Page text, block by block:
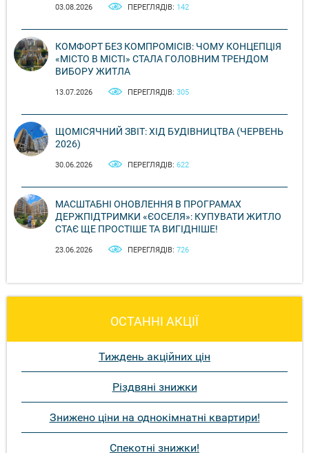
03.08.2026 ПЕРЕГЛЯДІВ: 142
КОМФОРТ БЕЗ КОМПРОМІСІВ: ЧОМУ КОНЦЕПЦІЯ
«МІСТО В МІСТІ» СТАЛА ГОЛОВНИМ ТРЕНДОМ
ВИБОРУ ЖИТЛА
13.07.2026 ПЕРЕГЛЯДІВ: 305
ЩОМІСЯЧНИЙ ЗВІТ: ХІД БУДІВНИЦТВА (ЧЕРВЕНЬ
2026)
30.06.2026 ПЕРЕГЛЯДІВ: 622
МАСШТАБНІ ОНОВЛЕННЯ В ПРОГРАМАХ
ДЕРЖПІДТРИМКИ «ЄОСЕЛЯ»: КУПУВАТИ ЖИТЛО
СТАЄ ЩЕ ПРОСТІШЕ ТА ВИГІДНІШЕ!
23.06.2026 ПЕРЕГЛЯДІВ: 726
ОСТАННІ АКЦІЇ
Тиждень акційних цін
Різдвяні знижки
Знижено ціни на однокімнатні квартири!
Спекотні знижки!